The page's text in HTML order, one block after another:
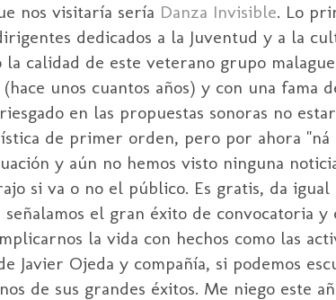
nos visitaría sería Danza Invisible. Lo
dedicados a la Juventud y a la
calidad de este veterano grupo
unos cuantos años) y con una fama
en las propuestas sonoras no
de primer orden, pero por ahora "ná
y aún no hemos visto ninguna
si va o no el público. Es gratis, da
el gran éxito de convocatoria
la vida con hechos como las
Javier Ojeda y compañía, si podemos
de sus grandes éxitos. Me niego este